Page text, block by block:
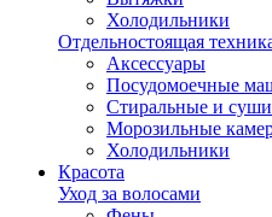
Холодильники
Отдельностоящая
Аксессуары
Посудомоечные
Стиральные и
Морозильные
Холодильники
Красота
Уход за волосами